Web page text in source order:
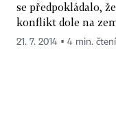
se předpokládalo,
konflikt dole na
21. 7. 2014 ▪ 4 min. čtení